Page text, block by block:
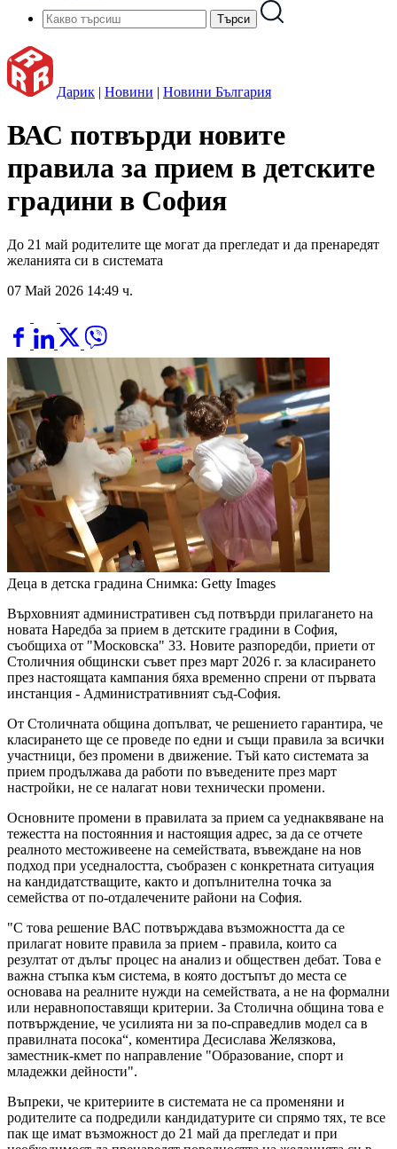
Дарик | Новини | Новини България
ВАС потвърди новите
правила за прием в детските
градини в София
До 21 май родителите ще могат да прегледат и да пренаредят
желанията си в системата
07 Май 2026 14:49 ч.
Деца в детска градина Снимка: Getty Images
Върховният административен съд потвърди прилагането на
новата Наредба за прием в детските градини в София,
съобщиха от "Московска" 33. Новите разпоредби, приети от
Столичния общински съвет през март 2026 г. за класирането
през настоящата кампания бяха временно спрени от първата
инстанция - Административният съд-София.
От Столичната община допълват, че решението гарантира, че
класирането ще се проведе по едни и същи правила за всички
участници, без промени в движение. Тъй като системата за
прием продължава да работи по въведените през март
настройки, не се налагат нови технически промени.
Основните промени в правилата за прием са уеднаквяване на
тежестта на постоянния и настоящия адрес, за да се отчете
реалното местоживеене на семействата, въвеждане на нов
подход при уседналостта, съобразен с конкретната ситуация
на кандидатстващите, както и допълнителна точка за
семейства от по-отдалечените райони на София.
"С това решение ВАС потвърждава възможността да се
прилагат новите правила за прием - правила, които са
резултат от дълъг процес на анализ и обществен дебат. Това е
важна стъпка към система, в която достъпът до места се
основава на реалните нужди на семействата, а не на формални
или неравнопоставящи критерии. За Столична община това е
потвърждение, че усилията ни за по-справедлив модел са в
правилната посока“, коментира Десислава Желязкова,
заместник-кмет по направление "Образование, спорт и
младежки дейности".
Въпреки, че критериите в системата не са променяни и
родителите са подредили кандидатурите си спрямо тях, те все
пак ще имат възможност до 21 май да прегледат и при